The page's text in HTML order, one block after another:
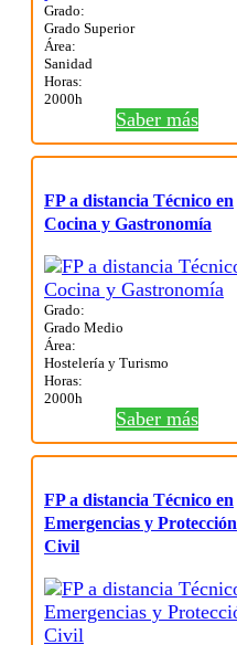
Grado:
Grado Superior
Área:
Sanidad
Horas:
2000h
Saber más
FP a distancia Técnico en
Cocina y Gastronomía
Grado:
Grado Medio
Área:
Hostelería y Turismo
Horas:
2000h
Saber más
FP a distancia Técnico en
Emergencias y Protección
Civil